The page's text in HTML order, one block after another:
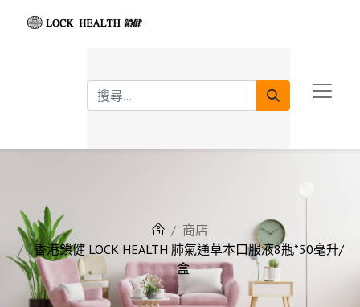
商店
香港鎖健 LOCK HEALTH 肺氣通草本口服液8瓶*50毫升/
盒